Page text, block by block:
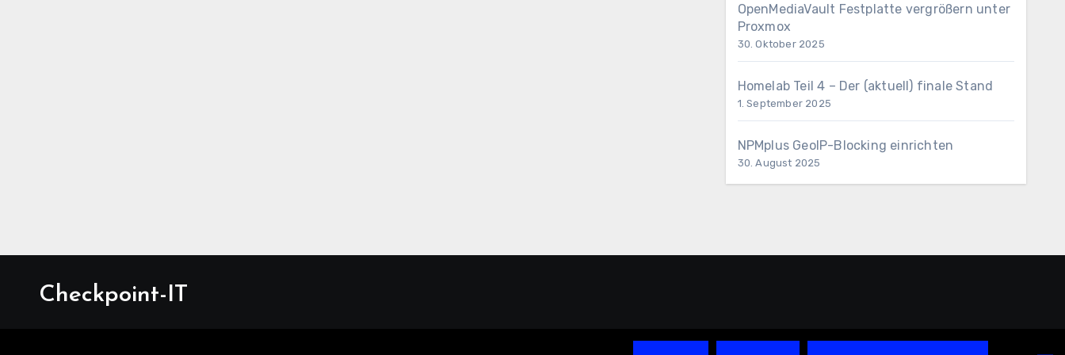
OpenMediaVault Festplatte vergrößern unter
Proxmox
30. Oktober 2025
Homelab Teil 4 – Der (aktuell) finale Stand
1. September 2025
NPMplus GeoIP-Blocking einrichten
30. August 2025
Checkpoint-IT